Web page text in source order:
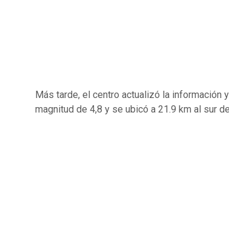
Más tarde, el centro actualizó la información
magnitud de 4,8 y se ubicó a 21.9 km al sur